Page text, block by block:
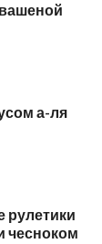
а-ля
чесноком